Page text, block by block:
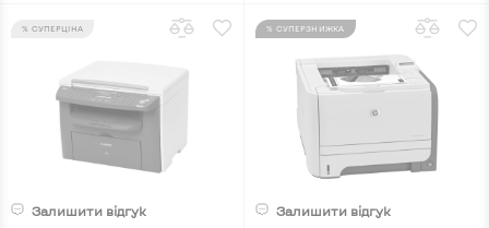
% СУПЕРЦІНА
Залишити відгук
% СУПЕРЗНИЖКА
Залишити відгук